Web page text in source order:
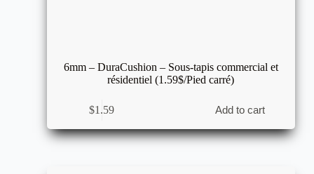
6mm – DuraCushion – Sous-tapis commercial et
résidentiel (1.59$/Pied carré)
$1.59 Add to cart